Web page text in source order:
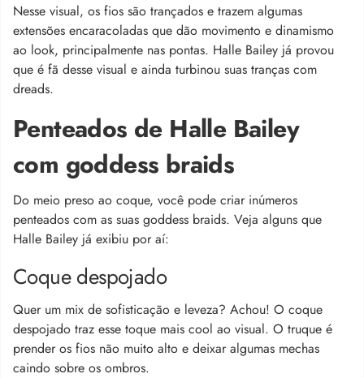
Nesse visual, os fios são trançados e trazem algumas
extensões encaracoladas que dão movimento e dinamismo
ao look, principalmente nas pontas. Halle Bailey já provou
que é fã desse visual e ainda turbinou suas tranças com
dreads.
Penteados de Halle Bailey
com goddess braids
Do meio preso ao coque, você pode criar inúmeros
penteados com as suas goddess braids. Veja alguns que
Halle Bailey já exibiu por aí:
Coque despojado
Quer um mix de sofisticação e leveza? Achou! O coque
despojado traz esse toque mais cool ao visual. O truque é
prender os fios não muito alto e deixar algumas mechas
caindo sobre os ombros.